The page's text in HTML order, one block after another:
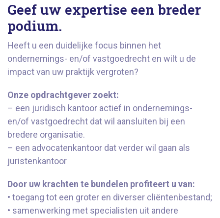
Geef uw expertise een breder
podium.
Heeft u een duidelijke focus binnen het
ondernemings- en/of vastgoedrecht en wilt u de
impact van uw praktijk vergroten?
Onze opdrachtgever zoekt:
– een juridisch kantoor actief in ondernemings-
en/of vastgoedrecht dat wil aansluiten bij een
bredere organisatie.
– een advocatenkantoor dat verder wil gaan als
juristenkantoor
Door uw krachten te bundelen profiteert u van:
• toegang tot een groter en diverser cliëntenbestand;
• samenwerking met specialisten uit andere